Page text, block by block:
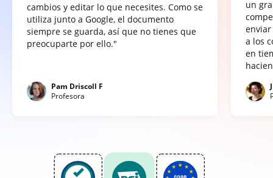
cambios y editar lo que necesites. Como se
utiliza junto a Google, el documento
siempre se guarda, así que no tienes que
preocuparte por ello."
Pam Driscoll F
Profesora
un
a los
en